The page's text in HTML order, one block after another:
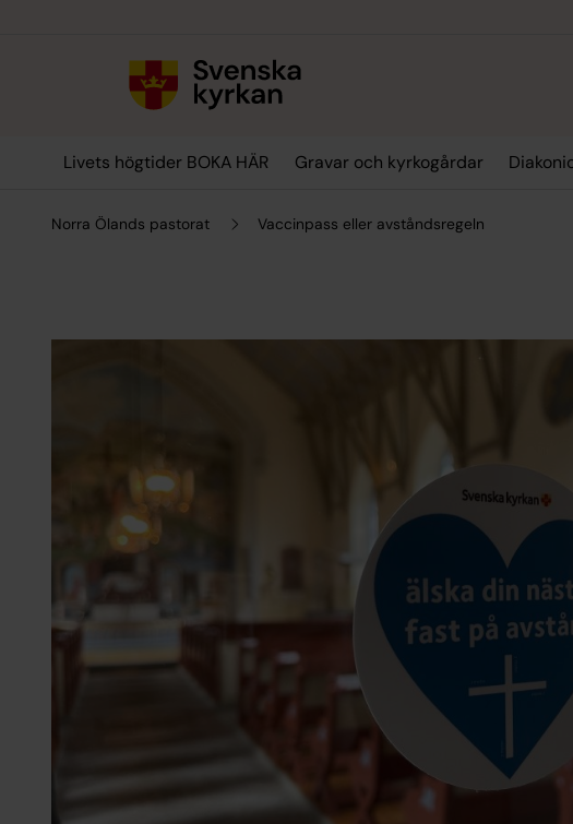
Livets högtider BOKA HÄR Gravar och kyrkogårdar
Norra Ölands pastorat Vaccinpass eller avståndsregeln